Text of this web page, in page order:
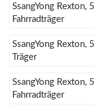
SsangYong
Fahrradträger
SsangYong
Träger
SsangYong
Fahrradträger